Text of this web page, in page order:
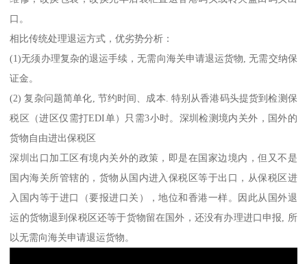
口。
相比传统处理退运方式，优劣势分析：
(1)无须办理复杂的退运手续，无需向海关申请退运货物, 无需交纳保
证金。
(2) 复杂问题简单化, 节约时间、成本. 特别从香港码头提货到检测保
税区（进区仅需打EDI单）只需3小时。深圳检测境内关外，国外的
货物自由进出保税区
深圳出口加工区有境内关外的政策，即是在国家边境内，但又不是
国内海关所管辖的，货物从国内进入保税区等于出口，从保税区进
入国内等于进口（要报进口关），地位和香港一样。因此从国外退
运的货物退到保税区还等于货物留在国外，还没有办理进口申报, 所
以无需向海关申请退运货物。